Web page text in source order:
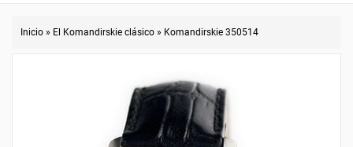
Inicio » El Komandirskie clásico » Komandirskie 350514